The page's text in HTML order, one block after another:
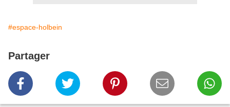
#espace-holbein
Partager